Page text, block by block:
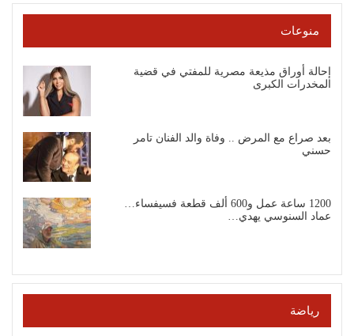
منوعات
إحالة أوراق مذيعة مصرية للمفتي في قضية
المخدرات الكبرى
بعد صراع مع المرض .. وفاة والد الفنان تامر
حسني
1200 ساعة عمل و600 ألف قطعة فسيفساء…
عماد السنوسي يهدي…
رياضة